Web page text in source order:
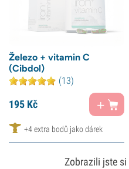
Železo + vitamin C
(Cibdol)
(13)
195 Kč
+4 extra bodů jako dárek
Zobrazili jste si